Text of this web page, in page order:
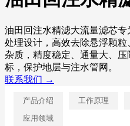
油田回注水精滤大流量滤芯
处理设计，高效去除悬浮颗
杂质，精度稳定、通量大、
标，保护地层与注水管网。
联系我们 →
产品介绍 工作原理
应用领域